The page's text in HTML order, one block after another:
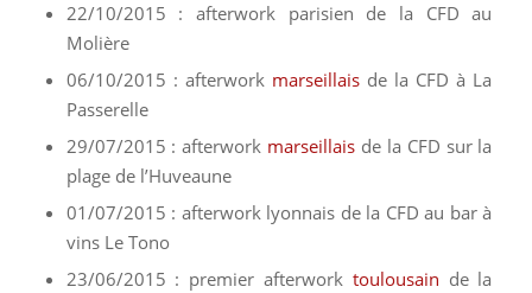
22/10/2015 : afterwork parisien de la CFD au
Molière
06/10/2015 : afterwork marseillaisde la CFD à La
Passerelle
29/07/2015 : afterwork marseillais de la CFD sur la
plage de l’Huveaune
01/07/2015 : afterwork lyonnais de la CFD au bar à
vins Le Tono
23/06/2015 : premier afterwork toulousain de la